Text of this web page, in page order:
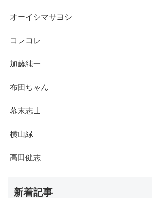
オーイシマサヨシ
コレコレ
加藤純一
布団ちゃん
幕末志士
横山緑
高田健志
新着記事